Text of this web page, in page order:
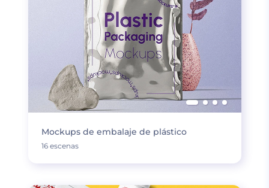
Mockups de embalaje de plástico
16 escenas